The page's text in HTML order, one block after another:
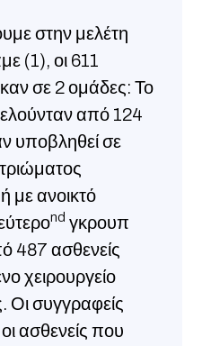
στην μελέτη
(1), οι 611
σε 2 ομάδες: Το
από 124
υποβληθεί σε
με ανοικτό
nd γκρουπ
487 ασθενείς
χειρουργείο
Οι συγγραφείς
ασθενείς που